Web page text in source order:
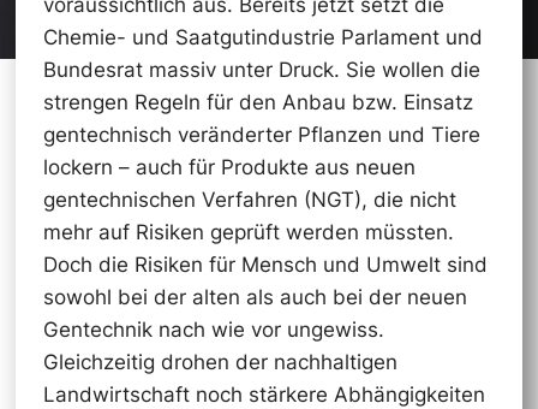
voraussichtlich aus. Bereits jetzt setzt die
Chemie- und Saatgutindustrie Parlament und
Bundesrat massiv unter Druck. Sie wollen die
strengen Regeln für den Anbau bzw. Einsatz
gentechnisch veränderter Pflanzen und Tiere
lockern – auch für Produkte aus neuen
gentechnischen Verfahren (NGT), die nicht
mehr auf Risiken geprüft werden müssten.
Doch die Risiken für Mensch und Umwelt sind
sowohl bei der alten als auch bei der neuen
Gentechnik nach wie vor ungewiss.
Gleichzeitig drohen der nachhaltigen
Landwirtschaft noch stärkere Abhängigkeiten